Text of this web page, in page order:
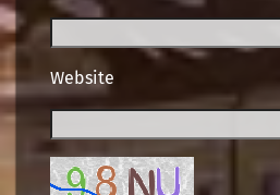
Website